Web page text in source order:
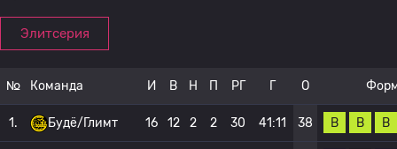
Элитсерия
№ Команда И В Н П РГ Г О
1. Будё/Глимт 16 12 2 2 30 41:11 38 В В В